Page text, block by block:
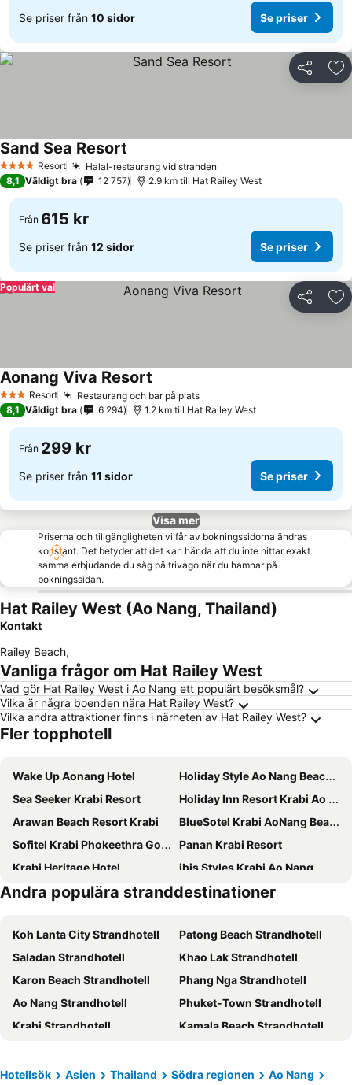
Se priser från 10 sidor Se priser
Dela
4 StjärnorResort Halal-restaurang vid stranden
Sand Sea Resort
8,1 Väldigt bra 12 757 2.9 km till Hat Railey West
Från 615 kr
Se priser från 12 sidor Se priser
Dela
Populärt val
3 StjärnorResort Restaurang och bar på platsSe priser
Aonang Viva Resort
8,1 Väldigt bra 6 294 1.2 km till Hat Railey West
Från 299 kr
Se priser från 11 sidor Se priser
Visa mer
Priserna och tillgängligheten vi får av bokningssidorna ändras
konstant. Det betyder att det kan hända att du inte hittar exakt
samma erbjudande du såg på trivago när du hamnar på
bokningssidan.
Hat Railey West (Ao Nang, Thailand)
Kontakt
Railey Beach,
Vanliga frågor om Hat Railey West
Vad gör Hat Railey West i Ao Nang ett populärt besöksmål?
Vilka är några boenden nära Hat Railey West?
Vilka andra attraktioner finns i närheten av Hat Railey West?
Fler topphotell
Wake Up Aonang Hotel
Holiday Style Ao Nang Beach Resort, Krabi
Sea Seeker Krabi Resort
Holiday Inn Resort Krabi Ao Nang Beach by IHG
Arawan Beach Resort Krabi
BlueSotel Krabi AoNang Beach
Sofitel Krabi Phokeethra Golf & Spa Resort
Panan Krabi Resort
Krabi Heritage Hotel
ibis Styles Krabi Ao Nang
Villa Cha-Cha Krabi Beachfront Resort
GLOW Ao Nang Krabi
Srisuksant Resort
COSI Krabi Ao Nang Beach
Aonang Sunset Hotel
BlueSotel SMART Krabi Aonang Beach - Adults only
Aspira Resort Klong Muang Krabi
Loy Chalet
The Elements Krabi Resort
Varana Krabi Hotel
Sugar Marina Hotel CLIFFHANGER Aonang
Phranang Place- SHA Extra
Maneetel Krabi Beachfront
River Front Krabi Hotel
Andra populära stranddestinationer
Koh Lanta City Strandhotell
Patong Beach Strandhotell
Saladan Strandhotell
Khao Lak Strandhotell
Karon Beach Strandhotell
Phang Nga Strandhotell
Ao Nang Strandhotell
Phuket-Town Strandhotell
Krabi Strandhotell
Kamala Beach Strandhotell
Bang Tao Beach Strandhotell
Nai Yang Beach Strandhotell
Hotellsök Asien Thailand Södra regionen
Ao Nang